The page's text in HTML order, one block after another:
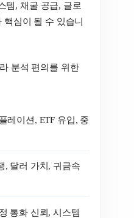
템, 채굴 공급, 글로
심이 될 수 있습니
분석 편의를 위한
레이션, ETF 유입, 중
, 달러 가치, 귀금속
통화 신뢰, 시스템